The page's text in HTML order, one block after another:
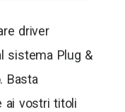
driver
sistema Plug &
Basta
ai vostri titoli